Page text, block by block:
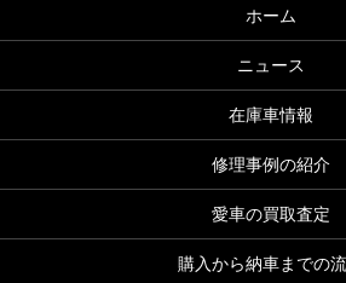
ホーム
ニュース
在庫車情報
修理事例の紹介
愛車の買取査定
購入から納車までの